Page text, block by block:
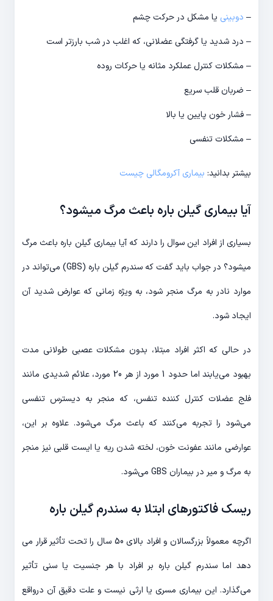
– دوبینی یا مشکل در حرکت چشم
– درد شدید یا گرفتگی عضلانی، که اغلب در شب بارزتر است
– مشکلات کنترل عملکرد مثانه یا حرکات روده
– ضربان قلب سریع
– فشار خون پایین یا بالا
– مشکلات تنفسی
بیشتر بدانید: بیماری آکرومگالی چیست
آیا بیماری گیلن باره باعث مرگ میشود؟
بسیاری از افراد این سوال را دارند که آیا بیماری گیلن باره باعث مرگ
میشود؟ در جواب باید گفت که سندرم گیلن باره (GBS) می‌تواند در
موارد نادر به مرگ منجر شود، به ویژه زمانی که عوارض شدید آن
ایجاد شود.
در حالی که اکثر افراد مبتلا، بدون مشکلات عصبی طولانی مدت
بهبود می‌یابند اما حدود 1 مورد از هر 20 مورد، علائم شدیدی مانند
فلج عضلات کنترل کننده تنفس، که منجر به دیسترس تنفسی
می‌شود را تجربه می‌کنند که باعث مرگ می‌شود. علاوه بر این،
عوارضی مانند عفونت خون، لخته شدن ریه یا ایست قلبی نیز منجر
به مرگ و میر در بیماران GBS می‌شود.
ریسک فاکتورهای ابتلا به سندرم گیلن باره
اگرچه معمولاً بزرگسالان و افراد بالای 50 سال را تحت تأثیر قرار می
دهد اما سندرم گیلن باره بر افراد با هر جنسیت یا سنی تأثیر
می‌گذارد. این بیماری مسری یا ارثی نیست و علت دقیق آن درواقع